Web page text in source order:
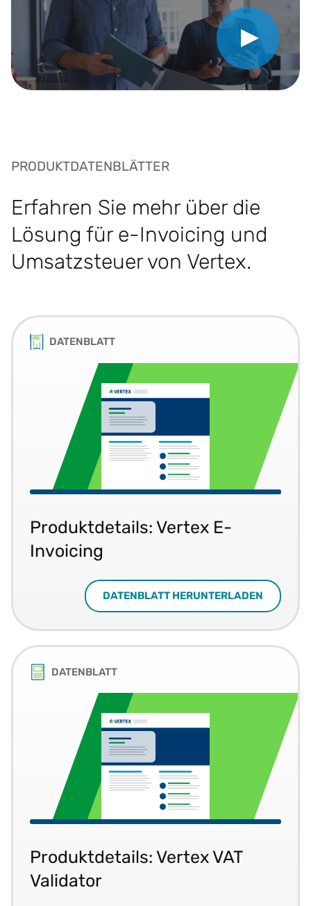
Video abspielen
PRODUKTDATENBLÄTTER
Erfahren Sie mehr über die
Lösung für e-Invoicing und
Umsatzsteuer von Vertex.
DATENBLATT
Produktdetails: Vertex E-
Invoicing
DATENBLATT HERUNTERLADEN
DATENBLATT
Produktdetails: Vertex VAT
Validator